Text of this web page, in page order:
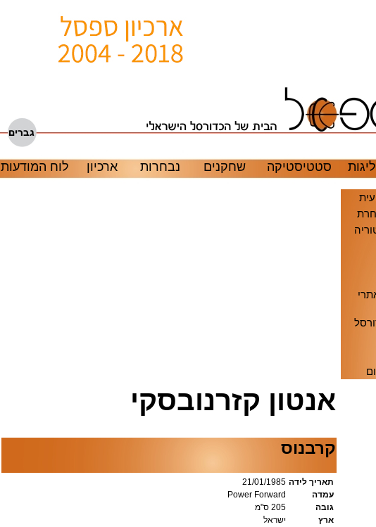
ליגות סטטיסטיקה שחקנים נבחרות ארכיון לוח המודעות
אנטון קזרנובסקי
קרבנוס
תאריך לידה 21/01/1985
עמדה
Power Forward
גובה
205 ס"מ
ארץ
ישראל